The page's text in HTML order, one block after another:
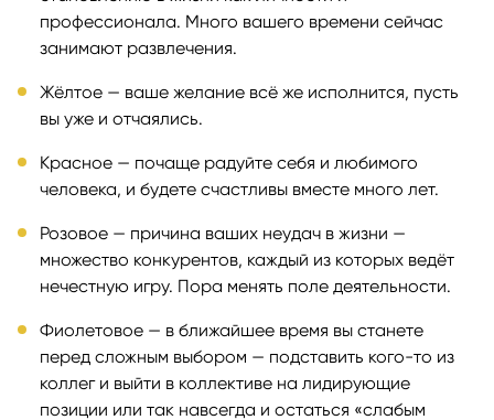
профессионала. Много вашего времени сейчас
занимают развлечения.
Жёлтое — ваше желание всё же исполнится, пусть
вы уже и отчаялись.
Красное — почаще радуйте себя и любимого
человека, и будете счастливы вместе много лет.
Розовое — причина ваших неудач в жизни —
множество конкурентов, каждый из которых ведёт
нечестную игру. Пора менять поле деятельности.
Фиолетовое — в ближайшее время вы станете
перед сложным выбором — подставить кого-то из
коллег и выйти в коллективе на лидирующие
позиции или так навсегда и остаться «слабым